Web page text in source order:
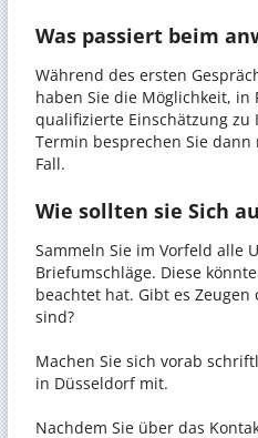
Was passiert beim
Während des ersten
haben Sie die Möglichkeit, in
qualifizierte Einschätzung
Termin besprechen Sie
Fall.
Wie sollten sie Sich
Sammeln Sie im Vorfeld alle
Briefumschläge. Diese
beachtet hat. Gibt es
sind?
Machen Sie sich vorab
in Düsseldorf mit.
Nachdem Sie über das